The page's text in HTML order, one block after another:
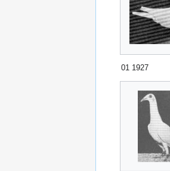
01 1927